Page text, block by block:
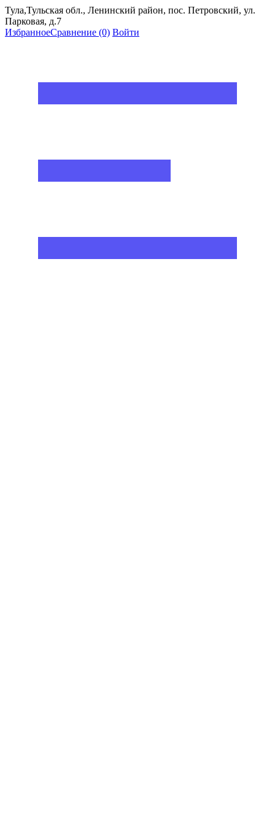
Тула,Тульская обл., Ленинский район, пос. Петровский, ул.
Парковая, д.7
ИзбранноеСравнение (0) Войти